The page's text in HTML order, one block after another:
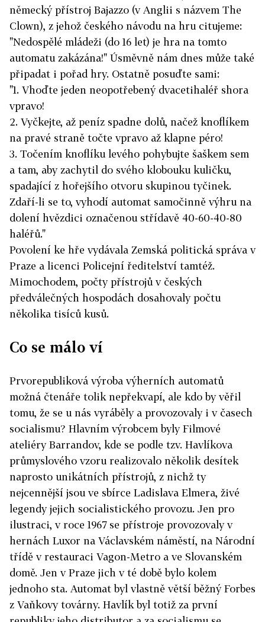
německý přístroj Bajazzo (v Anglii s názvem The
Clown), z jehož českého návodu na hru citujeme:
"Nedospělé mládeži (do 16 let) je hra na tomto
automatu zakázána!" Úsměvně nám dnes může také
připadat i pořad hry. Ostatně posuďte sami:
"1. Vhoďte jeden neopotřebený dvacetihaléř shora
vpravo!
2. Vyčkejte, až peníz spadne dolů, načež knoflíkem
na pravé straně točte vpravo až klapne péro!
3. Točením knoflíku levého pohybujte šaškem sem
a tam, aby zachytil do svého klobouku kuličku,
spadající z hořejšího otvoru skupinou tyčinek.
Zdaří-li se to, vyhodí automat samočinně výhru na
dolení hvězdici označenou střídavě 40-60-40-80
haléřů."
Povolení ke hře vydávala Zemská politická správa v
Praze a licenci Policejní ředitelství tamtéž.
Mimochodem, počty přístrojů v českých
předválečných hospodách dosahovaly počtu
několika tisíců kusů.
Co se málo ví
Prvorepubliková výroba výherních automatů
možná čtenáře tolik nepřekvapí, ale kdo by věřil
tomu, že se u nás vyráběly a provozovaly i v časech
socialismu? Hlavním výrobcem byly Filmové
ateliéry Barrandov, kde se podle tzv. Havlíkova
průmyslového vzoru realizovalo několik desítek
naprosto unikátních přístrojů, z nichž ty
nejcennější jsou ve sbírce Ladislava Elmera, živé
legendy jejich socialistického provozu. Jen pro
ilustraci, v roce 1967 se přístroje provozovaly v
hernách Luxor na Václavském náměstí, na Národní
třídě v restauraci Vagon-Metro a ve Slovanském
domě. Jen v Praze jich v té době bylo kolem
jednoho sta. Automat byl vlastně větší běžný Forbes
z Vaňkovy továrny. Havlík byl totiž za první